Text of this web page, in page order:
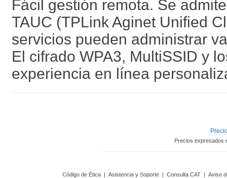
Fácil gestión remota. Se
TAUC (TPLink Aginet Unified
servicios pueden administrar
El cifrado WPA3, MultiSSID y
experiencia en línea
Precios expresados
Código de Ética | Asistencia y Soporte | Consulta CAT | Aviso